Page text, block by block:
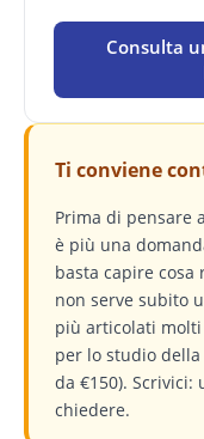
Consulta
Ti conviene
Prima di pensare
è più una
basta capire
non serve subito
più articolati
per lo studio
da €150). Scrivici:
chiedere.